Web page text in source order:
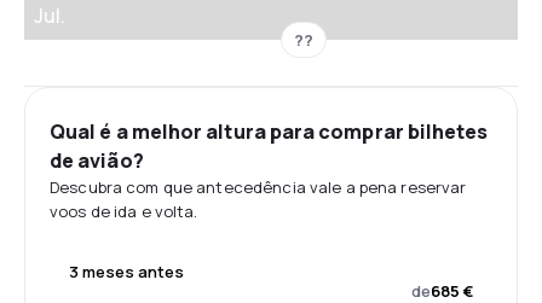
Jul.
??
Qual é a melhor altura para comprar bilhetes
de avião?
Descubra com que antecedência vale a pena reservar
voos de ida e volta.
3 meses antes
de685 €